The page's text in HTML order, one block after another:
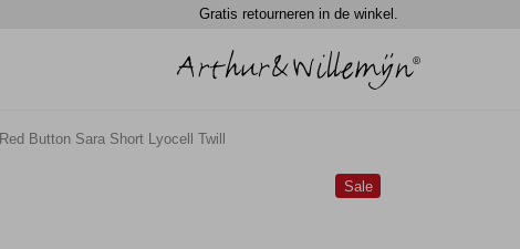
Gratis retourneren in de winkel.
Red Button Sara Short Lyocell Twill
Sale